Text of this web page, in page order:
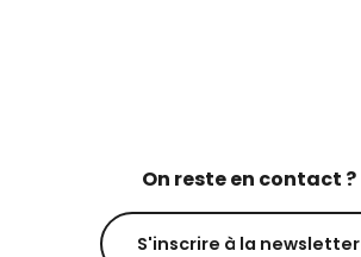
On reste en contact ?
S'inscrire à la newsletter